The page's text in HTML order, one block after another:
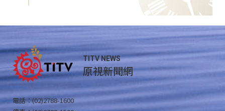
TITV NEWS
原視新聞網
電話：(02)2788-1600